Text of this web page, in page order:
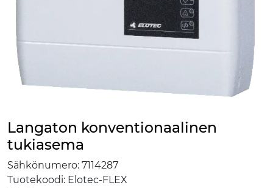
Langaton konventionaalinen
tukiasema
Sähkönumero: 7114287
Tuotekoodi: Elotec-FLEX